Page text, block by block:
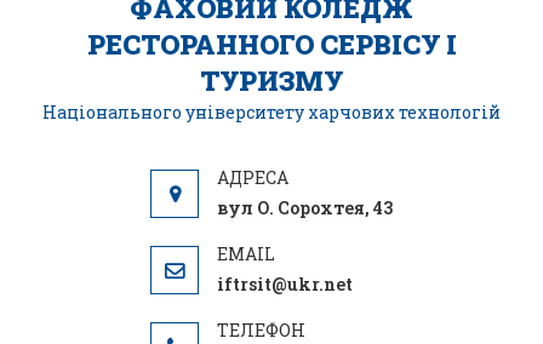
ФАХОВИЙ КОЛЕДЖ
РЕСТОРАННОГО СЕРВІСУ І
ТУРИЗМУ
Національного університету харчових технологій
вул О. Сорохтея, 43
iftrsit@ukr.net